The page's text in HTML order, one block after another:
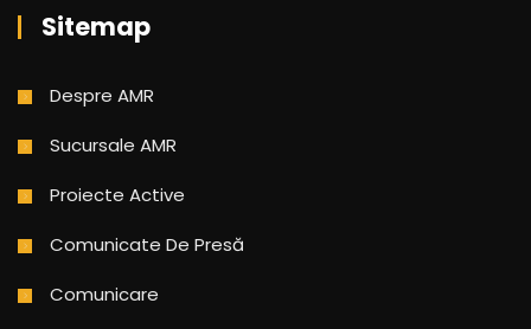
Sitemap
Despre AMR
Sucursale AMR
Proiecte Active
Comunicate De Presă
Comunicare